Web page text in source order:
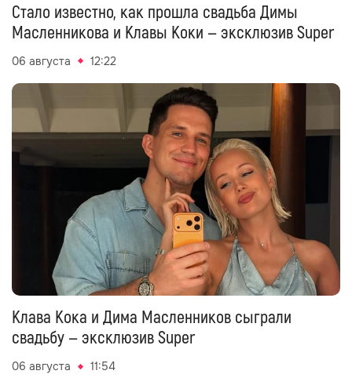
Стало известно, как прошла свадьба Димы
Масленникова и Клавы Коки — эксклюзив Super
06 августа 12:22
Клава Кока и Дима Масленников сыграли
свадьбу — эксклюзив Super
06 августа 11:54